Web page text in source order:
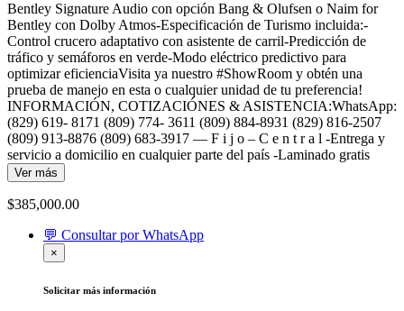
Bentley Signature Audio con opción Bang & Olufsen o Naim for
Bentley con Dolby Atmos-Especificación de Turismo incluida:-
Control crucero adaptativo con asistente de carril-Predicción de
tráfico y semáforos en verde-Modo eléctrico predictivo para
optimizar eficienciaVisita ya nuestro #ShowRoom y obtén una
prueba de manejo en esta o cualquier unidad de tu preferencia!
INFORMACIÓN, COTIZACIÓNES & ASISTENCIA:WhatsApp:
(829) 619- 8171 (809) 774- 3611 (809) 884-8931 (829) 816-2507
(809) 913-8876 (809) 683-3917 — F i j o – C e n t r a l -Entrega y
servicio a domicilio en cualquier parte del país -Laminado gratis
Ver más
$385,000.00
💬 Consultar por WhatsApp
×
Solicitar más información